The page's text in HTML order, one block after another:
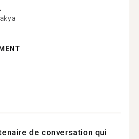
de conversation qui